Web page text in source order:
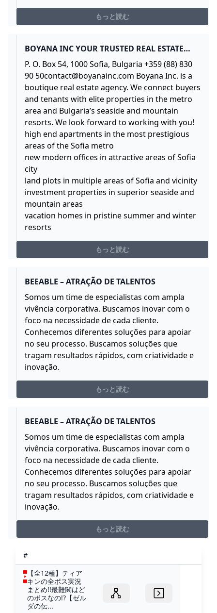
もっと読む
BOYANA INC YOUR TRUSTED REAL ESTATE
PARTNER IN BULGARIA
P. O. Box 54, 1000 Sofia, Bulgaria +359 (88) 830
90 50contact@boyanainc.com Boyana Inc. is a
boutique real estate agency. We connect buyers
and tenants with elite properties in the metro
area and Bulgaria’s seaside and mountain
resorts. We look forward to working with you!
high end apartments in the most prestigious
areas of the Sofia metro
new modern offices in attractive areas of Sofia
city
land plots in multiple areas of Sofia and vicinity
investment properties in superior seaside and
mountain areas
vacation homes in pristine summer and winter
resorts
もっと読む
BEEABLE – ATRAÇÃO DE TALENTOS
Somos um time de especialistas com ampla
vivência corporativa. Buscamos inovar com o
foco na necessidade de cada cliente.
Conhecemos diferentes soluções para apoiar
no seu processo. Buscamos soluções que
tragam resultados rápidos, com criatividade e
inovação.
もっと読む
BEEABLE – ATRAÇÃO DE TALENTOS
Somos um time de especialistas com ampla
vivência corporativa. Buscamos inovar com o
foco na necessidade de cada cliente.
Conhecemos diferentes soluções para apoiar
no seu processo. Buscamos soluções que
tragam resultados rápidos, com criatividade e
inovação.
もっと読む
#
【全12種】ティア
キンの全ボス実況
まとめ!!最難関はど
のボスなの!?【ゼル
ダの伝...